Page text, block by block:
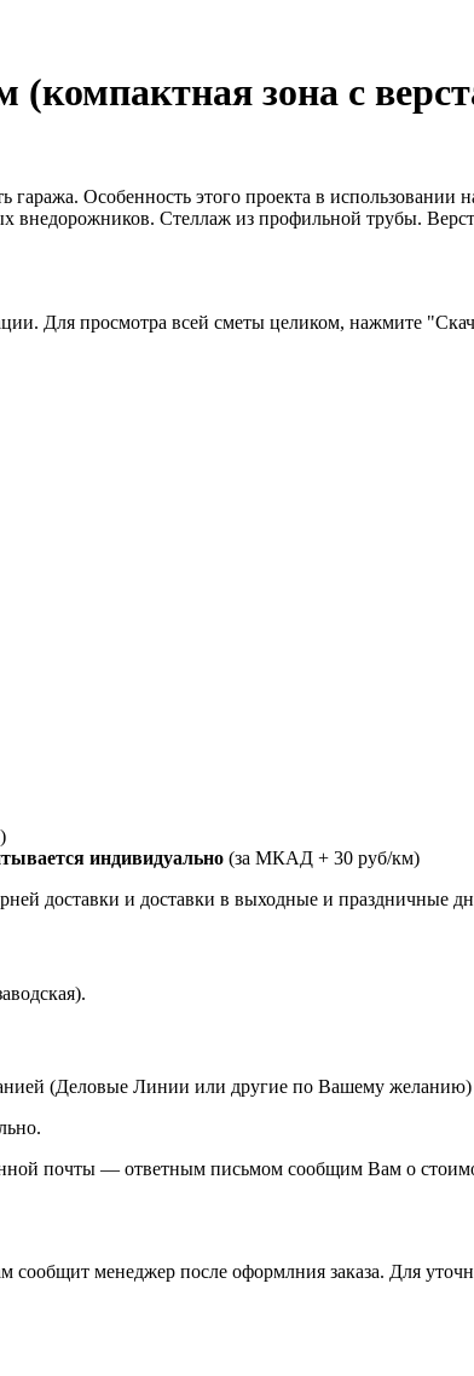
зона с
Особенность этого проекта в использовании
внедорожников. Стеллаж из профильной трубы.
Для просмотра всей сметы целиком, нажмите
индивидуально (за МКАД + 30 руб/км)
доставки и доставки в выходные и праздничные
(Деловые Линии или другие по Вашему желанию)
почты — ответным письмом сообщим Вам о
менеджер после оформлния заказа. Для